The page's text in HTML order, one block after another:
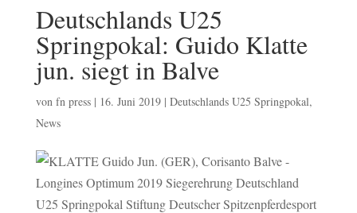
Deutschlands U25
Springpokal: Guido Klatte
jun. siegt in Balve
von fn press| 16. Juni 2019| Deutschlands U25 Springpokal,
News